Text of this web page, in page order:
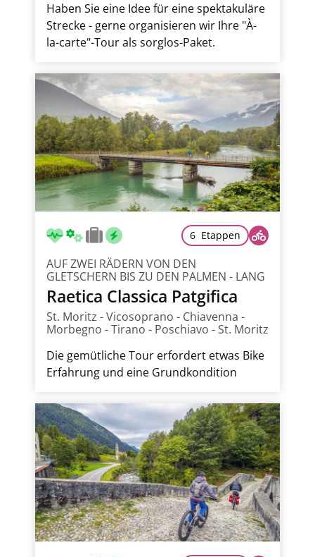
Haben Sie eine Idee für eine spektakuläre
Strecke - gerne organisieren wir Ihre "À-
la-carte"-Tour als sorglos-Paket.
6 Etappen
AUF ZWEI RÄDERN VON DEN
GLETSCHERN BIS ZU DEN PALMEN - LANG
Raetica Classica Patgifica
St. Moritz - Vicosoprano - Chiavenna -
Morbegno - Tirano - Poschiavo - St. Moritz
Die gemütliche Tour erfordert etwas Bike
Erfahrung und eine Grundkondition